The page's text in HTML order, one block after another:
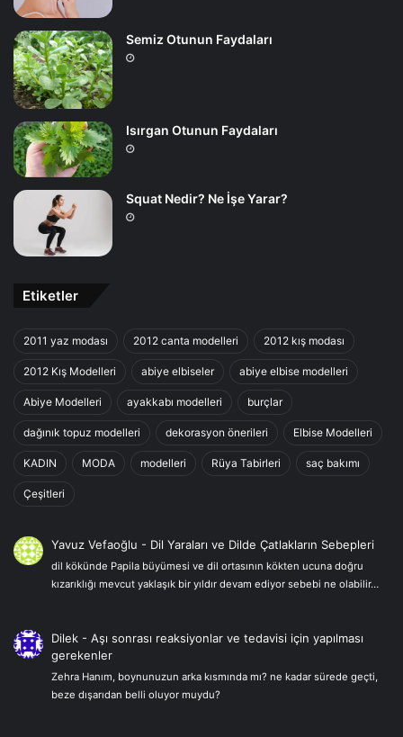
Semiz Otunun Faydaları
Isırgan Otunun Faydaları
Squat Nedir? Ne İşe Yarar?
Etiketler
2011 yaz modası 2012 canta modelleri 2012 kış modası
2012 Kış Modelleri abiye elbiseler abiye elbise modelleri
Abiye Modelleri ayakkabı modelleri burçlar
dağınık topuz modelleri dekorasyon önerileri Elbise Modelleri
KADIN MODA modelleri Rüya Tabirleri saç bakımı
Çeşitleri
Yavuz Vefaoğlu - Dil Yaraları ve Dilde Çatlakların Sebepleri
dil kökünde Papila büyümesi ve dil ortasının kökten ucuna doğru
kızarıklığı mevcut yaklaşık bir yıldır devam ediyor sebebi ne olabilir…
Dilek -Aşı sonrası reaksiyonlar ve tedavisi için yapılması
gerekenler
Zehra Hanım, boynunuzun arka kısmında mı? ne kadar sürede geçti,
beze dışarıdan belli oluyor muydu?